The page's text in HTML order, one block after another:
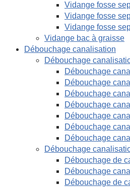
Vidange fosse
Vidange fosse
Vidange fosse
Vidange bac à graisse
Débouchage canalisation
Débouchage
Débouchage
Débouchage
Débouchage
Débouchage
Débouchage
Débouchage
Débouchage
Débouchage
Débouchage de
Débouchage
Débouchage de